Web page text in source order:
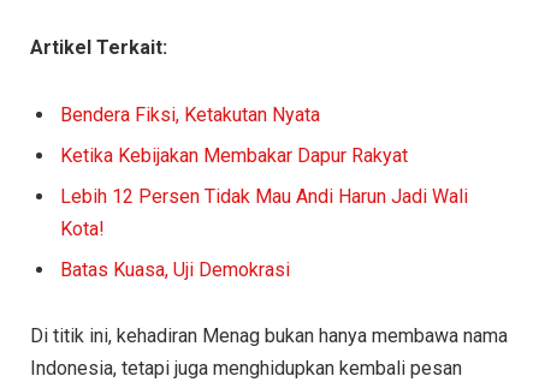
Artikel Terkait:
Bendera Fiksi, Ketakutan Nyata
Ketika Kebijakan Membakar Dapur Rakyat
Lebih 12 Persen Tidak Mau Andi Harun Jadi Wali
Kota!
Batas Kuasa, Uji Demokrasi
Di titik ini, kehadiran Menag bukan hanya membawa nama
Indonesia, tetapi juga menghidupkan kembali pesan